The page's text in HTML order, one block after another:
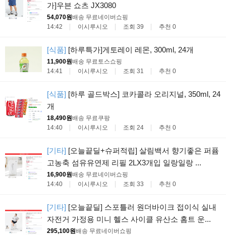
가]우븐 쇼츠 JX3080
54,070원배송 무료네이버쇼핑
14:42
이시루시오 조회 39 추천 0
[식품] [하루특가]게토레이 레몬, 300ml, 24개
11,900원배송 무료토스쇼핑
14:41
이시루시오 조회 31 추천 0
[식품] [하루 골드박스] 코카콜라 오리지널, 350ml, 24
개
18,490원배송 무료쿠팡
14:40
이시루시오 조회 24 추천 0
[기타] [오늘끝딜+슈퍼적립] 살림백서 향기좋은 퍼퓸
고농축 섬유유연제 리필 2LX3개입 일랑일랑 ...
16,900원배송 무료네이버쇼핑
14:40
이시루시오 조회 33 추천 0
[기타] [오늘끝딜] 스포틀러 원더바이크 접이식 실내
자전거 가정용 미니 헬스 사이클 유산소 홈트 운...
295,100원배송 무료네이버쇼핑